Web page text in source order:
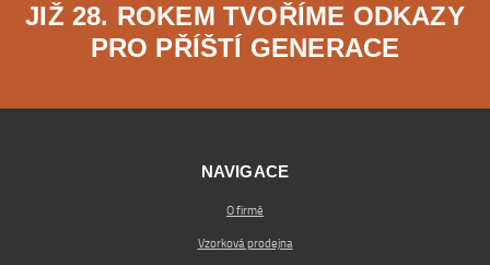
JIŽ 28. ROKEM TVOŘÍME ODKAZY
PRO PŘÍŠTÍ GENERACE
NAVIGACE
O firmě
Vzorková prodejna